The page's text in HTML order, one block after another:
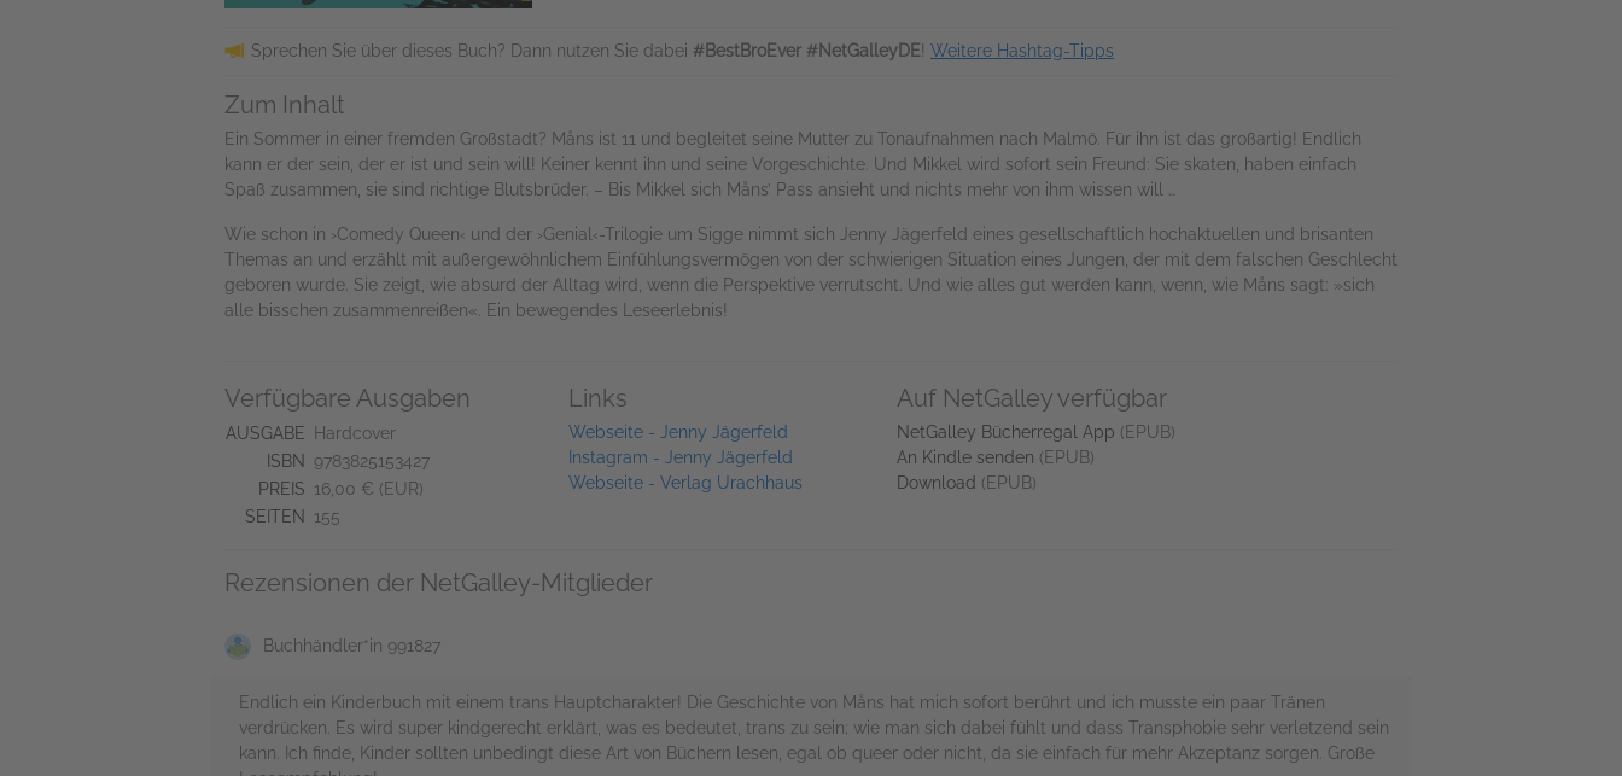
Sprechen Sie über dieses Buch? Dann nutzen Sie dabei #BestBroEver #NetGalleyDE! Weitere Hashtag-Tipps
Zum Inhalt
Ein Sommer in einer fremden Großstadt? Måns ist 11 und begleitet seine Mutter zu Tonaufnahmen nach Malmö. Für ihn ist das großartig! Endlich
kann er der sein, der er ist und sein will! Keiner kennt ihn und seine Vorgeschichte. Und Mikkel wird sofort sein Freund: Sie skaten, haben einfach
Spaß zusammen, sie sind richtige Blutsbrüder. – Bis Mikkel sich Måns’ Pass ansieht und nichts mehr von ihm wissen will …
Wie schon in ›Comedy Queen‹ und der ›Genial‹-Trilogie um Sigge nimmt sich Jenny Jägerfeld eines gesellschaftlich hochaktuellen und brisanten
Themas an und erzählt mit außergewöhnlichem Einfühlungsvermögen von der schwierigen Situation eines Jungen, der mit dem falschen Geschlecht
geboren wurde. Sie zeigt, wie absurd der Alltag wird, wenn die Perspektive verrutscht. Und wie alles gut werden kann, wenn, wie Måns sagt: »sich
alle bisschen zusammenreißen«. Ein bewegendes Leseerlebnis!
Verfügbare Ausgaben
AUSGABE
Hardcover
ISBN
9783825153427
PREIS 16,00 € (EUR)
SEITEN
155
Links
Webseite - Jenny Jägerfeld
Instagram - Jenny Jägerfeld
Webseite - Verlag Urachhaus
Auf NetGalley verfügbar
NetGalley Bücherregal App (EPUB)
An Kindle senden (EPUB)
Download (EPUB)
Rezensionen der NetGalley-Mitglieder
Buchhändler*in 991827
Endlich ein Kinderbuch mit einem trans Hauptcharakter! Die Geschichte von Måns hat mich sofort berührt und ich musste ein paar Tränen
verdrücken. Es wird super kindgerecht erklärt, was es bedeutet, trans zu sein; wie man sich dabei fühlt und dass Transphobie sehr verletzend sein
kann. Ich finde, Kinder sollten unbedingt diese Art von Büchern lesen, egal ob queer oder nicht, da sie einfach für mehr Akzeptanz sorgen. Große